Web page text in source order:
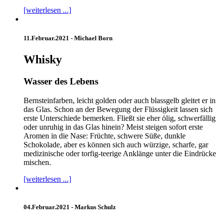
[weiterlesen ...]
11.Februar.2021 - Michael Born
Whisky
Wasser des Lebens
Bernsteinfarben, leicht golden oder auch blassgelb gleitet er in
das Glas. Schon an der Bewegung der Flüssigkeit lassen sich
erste Unterschiede bemerken. Fließt sie eher ölig, schwerfällig
oder unruhig in das Glas hinein? Meist steigen sofort erste
Aromen in die Nase: Früchte, schwere Süße, dunkle
Schokolade, aber es können sich auch würzige, scharfe, gar
medizinische oder torfig-teerige Anklänge unter die Eindrücke
mischen.
[weiterlesen ...]
04.Februar.2021 - Markus Schulz